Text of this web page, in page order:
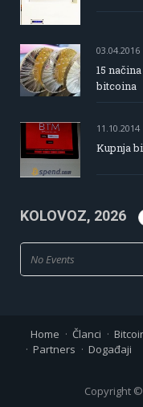
03.04.2016
15
bitcoina
11.10.2014
Kupnja
KOLOVOZ, 2026
No Events
Home Članci
Partners
Događaji
Copyright